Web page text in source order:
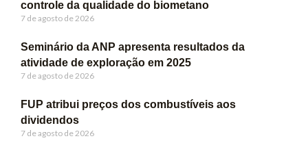
controle da qualidade do biometano
7 de agosto de 2026
Seminário da ANP apresenta resultados da
atividade de exploração em 2025
7 de agosto de 2026
FUP atribui preços dos combustíveis aos
dividendos
7 de agosto de 2026